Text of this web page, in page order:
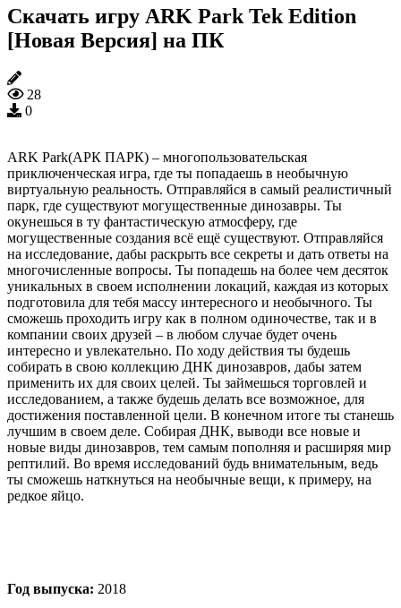
Скачать игру ARK Park Tek Edition
[Новая Версия] на ПК
28
0
ARK Park(АРК ПАРК) – многопользовательская
приключенческая игра, где ты попадаешь в необычную
виртуальную реальность. Отправляйся в самый реалистичный
парк, где существуют могущественные динозавры. Ты
окунешься в ту фантастическую атмосферу, где
могущественные создания всё ещё существуют. Отправляйся
на исследование, дабы раскрыть все секреты и дать ответы на
многочисленные вопросы. Ты попадешь на более чем десяток
уникальных в своем исполнении локаций, каждая из которых
подготовила для тебя массу интересного и необычного. Ты
сможешь проходить игру как в полном одиночестве, так и в
компании своих друзей – в любом случае будет очень
интересно и увлекательно. По ходу действия ты будешь
собирать в свою коллекцию ДНК динозавров, дабы затем
применить их для своих целей. Ты займешься торговлей и
исследованием, а также будешь делать все возможное, для
достижения поставленной цели. В конечном итоге ты станешь
лучшим в своем деле. Собирая ДНК, выводи все новые и
новые виды динозавров, тем самым пополняя и расширяя мир
рептилий. Во время исследований будь внимательным, ведь
ты сможешь наткнуться на необычные вещи, к примеру, на
редкое яйцо.
Год выпуска: 2018